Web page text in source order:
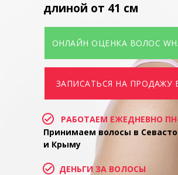
длиной от 41 см
ЗАПИСАТЬСЯ НА ПРОДАЖУ
РАБОТАЕМ ЕЖЕДНЕВНО
Принимаем волосы в
и Крыму
ДЕНЬГИ ЗА ВОЛОСЫ
ОНЛАЙН ОЦЕНКА ВОЛОС